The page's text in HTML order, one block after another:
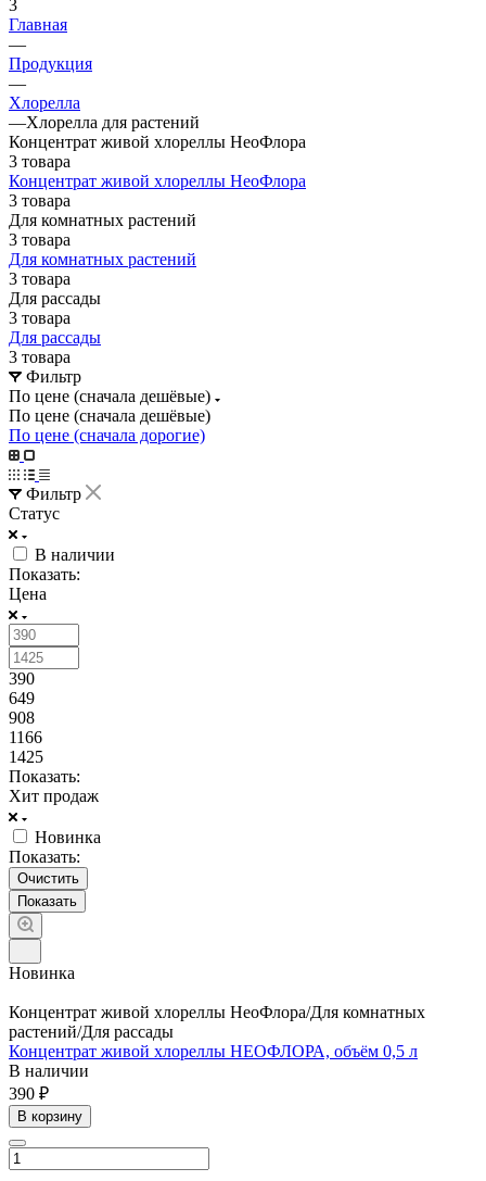
3
Главная
—
Продукция
—
Хлорелла
—Хлорелла для растений
Концентрат живой хлореллы НеоФлора
3 товара
Концентрат живой хлореллы НеоФлора
3 товара
Для комнатных растений
3 товара
Для комнатных растений
3 товара
Для рассады
3 товара
Для рассады
3 товара
Фильтр
По цене (сначала дешёвые)
По цене (сначала дешёвые)
По цене (сначала дорогие)
Фильтр
Статус
В наличии
Показать:
Цена
390
649
908
1166
1425
Показать:
Хит продаж
Новинка
Показать:
Очистить
Новинка
Концентрат живой хлореллы НеоФлора/Для комнатных
растений/Для рассады
Концентрат живой хлореллы НЕОФЛОРА, объём 0,5 л
В наличии
390 ₽
В корзину